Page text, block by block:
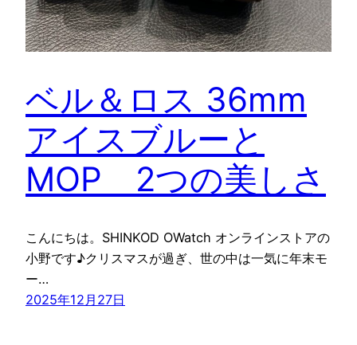
ベル＆ロス 36mm
アイスブルーと
MOP 2つの美しさ
こんにちは。SHINKOD OWatch オンラインストアの
小野です♪クリスマスが過ぎ、世の中は一気に年末モ
ー…
2025年12月27日